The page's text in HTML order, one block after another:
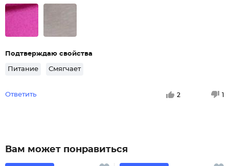
Подтверждаю свойства
Питание Смягчает
Ответить 2 1
Вам может понравиться